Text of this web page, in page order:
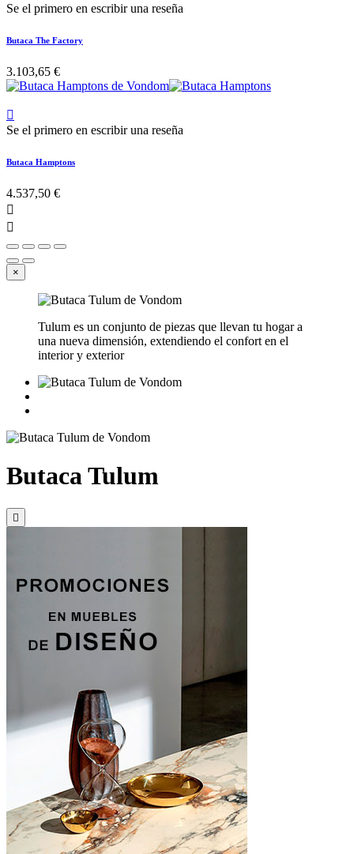
Se el primero en escribir una reseña
Butaca The Factory
3.103,65 €

Se el primero en escribir una reseña
Butaca Hamptons
4.537,50 €


×
Tulum es un conjunto de piezas que llevan tu hogar a
una nueva dimensión, extendiendo el confort en el
interior y exterior
Butaca Tulum
